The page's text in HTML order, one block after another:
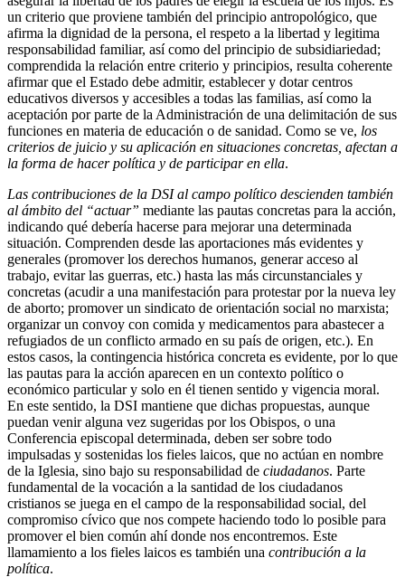
un criterio que proviene también del principio antropológico, que
afirma la dignidad de la persona, el respeto a la libertad y legitima
responsabilidad familiar, así como del principio de subsidiariedad;
comprendida la relación entre criterio y principios, resulta coherente
afirmar que el Estado debe admitir, establecer y dotar centros
educativos diversos y accesibles a todas las familias, así como la
aceptación por parte de la Administración de una delimitación de sus
funciones en materia de educación o de sanidad. Como se ve, los
criterios de juicio y su aplicación en situaciones concretas, afectan a
la forma de hacer política y de participar en ella.
Las contribuciones de la DSI al campo político descienden también
al ámbito del “actuar” mediante las pautas concretas para la acción,
indicando qué debería hacerse para mejorar una determinada
situación. Comprenden desde las aportaciones más evidentes y
generales (promover los derechos humanos, generar acceso al
trabajo, evitar las guerras, etc.) hasta las más circunstanciales y
concretas (acudir a una manifestación para protestar por la nueva ley
de aborto; promover un sindicato de orientación social no marxista;
organizar un convoy con comida y medicamentos para abastecer a
refugiados de un conflicto armado en su país de origen, etc.). En
estos casos, la contingencia histórica concreta es evidente, por lo que
las pautas para la acción aparecen en un contexto político o
económico particular y solo en él tienen sentido y vigencia moral.
En este sentido, la DSI mantiene que dichas propuestas, aunque
puedan venir alguna vez sugeridas por los Obispos, o una
Conferencia episcopal determinada, deben ser sobre todo
impulsadas y sostenidas los fieles laicos, que no actúan en nombre
de la Iglesia, sino bajo su responsabilidad de ciudadanos. Parte
fundamental de la vocación a la santidad de los ciudadanos
cristianos se juega en el campo de la responsabilidad social, del
compromiso cívico que nos compete haciendo todo lo posible para
promover el bien común ahí donde nos encontremos. Este
llamamiento a los fieles laicos es también una contribución a la
política.